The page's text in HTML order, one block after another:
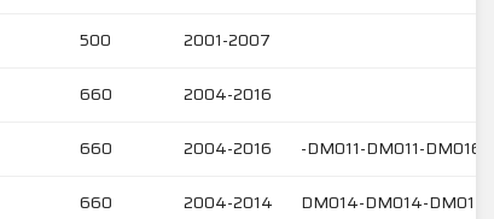
500 2001-2007
660 2004-2016
660 2004-2016 -DM011-DM011-
660 2004-2014 DM014-DM014-